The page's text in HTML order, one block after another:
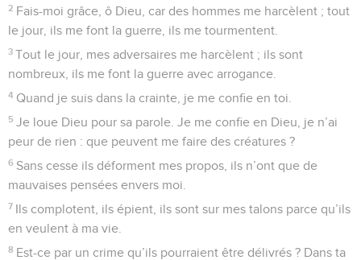
2 Fais-moi grâce, ô Dieu, car des hommes me harcèlent ; tout
le jour, ils me font la guerre, ils me tourmentent.
3 Tout le jour, mes adversaires me harcèlent ; ils sont
nombreux, ils me font la guerre avec arrogance.
4 Quand je suis dans la crainte, je me confie en toi.
5 Je loue Dieu pour sa parole. Je me confie en Dieu, je n’ai
peur de rien : que peuvent me faire des créatures ?
6 Sans cesse ils déforment mes propos, ils n’ont que de
mauvaises pensées envers moi.
7 Ils complotent, ils épient, ils sont sur mes talons parce qu’ils
en veulent à ma vie.
8 Est-ce par un crime qu’ils pourraient être délivrés ? Dans ta